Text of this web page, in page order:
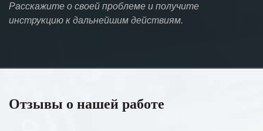
Расскажите о своей проблеме и получите
инструкцию к дальнейшим действиям.
Отзывы о нашей работе